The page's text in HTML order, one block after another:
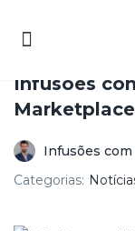
Infusões
Infusões
Categorias: